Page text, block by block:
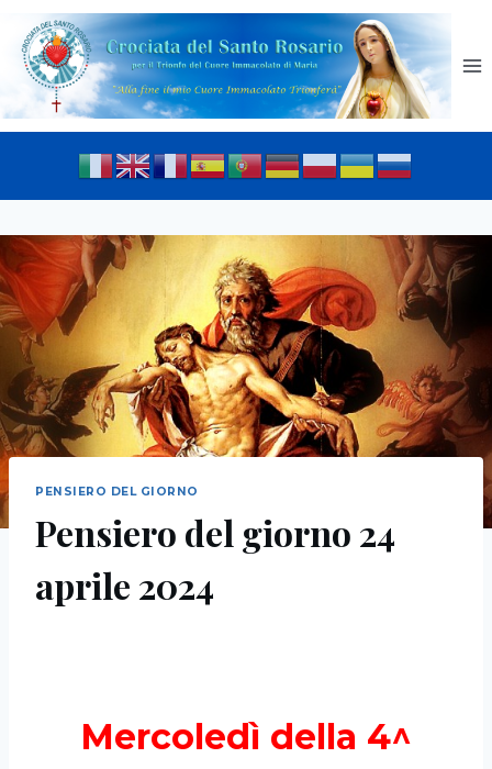
PENSIERO DEL GIORNO
Pensiero del giorno 24
aprile 2024
Mercoledì della 4^